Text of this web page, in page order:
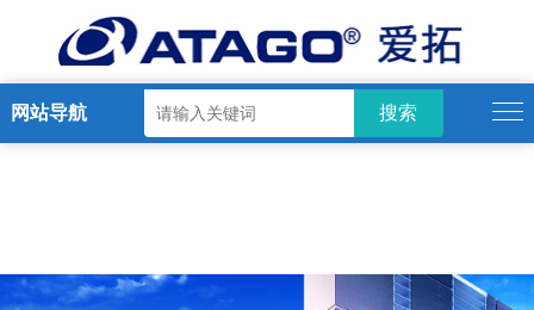
网站导航